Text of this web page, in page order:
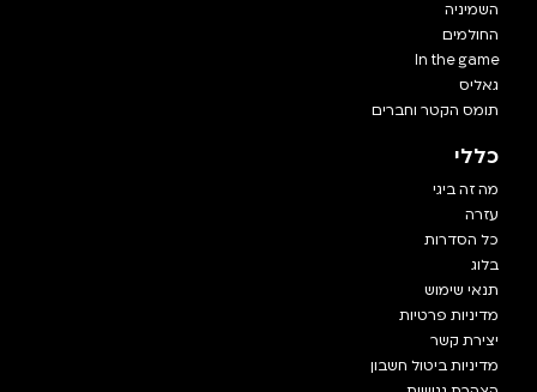
השמיניה
החולמים
In the game
גאליס
תומס הקטר וחברים
כללי
מה זה ביגי
עזרה
כל הסדרות
בלוג
תנאי שימוש
מדיניות פרטיות
יצירת קשר
מדיניות ביטול חשבון